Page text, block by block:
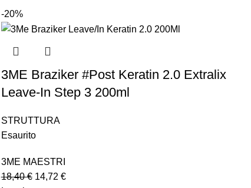
-20%
3ME Braziker #Post Keratin 2.0 Extralix
Leave-In Step 3 200ml
STRUTTURA
Esaurito
3ME MAESTRI
18,40€ 14,72 €